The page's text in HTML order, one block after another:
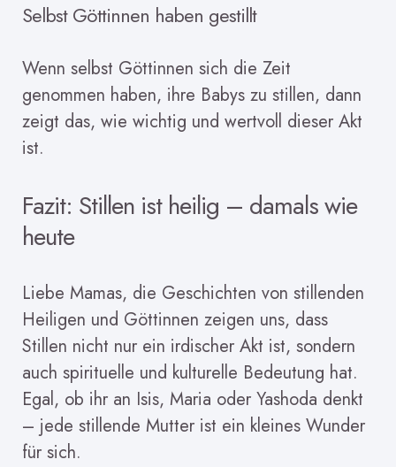
Selbst Göttinnen haben gestillt
Wenn selbst Göttinnen sich die Zeit
genommen haben, ihre Babys zu stillen, dann
zeigt das, wie wichtig und wertvoll dieser Akt
ist.
Fazit: Stillen ist heilig – damals wie
heute
Liebe Mamas, die Geschichten von stillenden
Heiligen und Göttinnen zeigen uns, dass
Stillen nicht nur ein irdischer Akt ist, sondern
auch spirituelle und kulturelle Bedeutung hat.
Egal, ob ihr an Isis, Maria oder Yashoda denkt
– jede stillende Mutter ist ein kleines Wunder
für sich.